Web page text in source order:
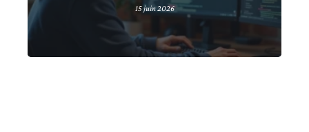
15 juin 2026